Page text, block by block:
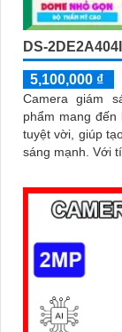
DS-
5,100,000 ₫
Camera giám
phẩm mang
tuyệt vời, giúp
sáng mạnh. Với tính năng hồng ngoại 20m, camera cho phép